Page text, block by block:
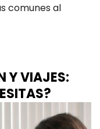
comunes al
Y VIAJES: